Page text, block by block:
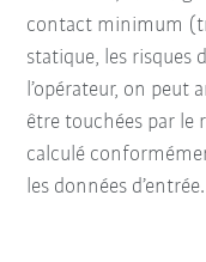
contact minimum
statique, les risques
l’opérateur, on peut
être touchées par le
calculé
les données d’entrée.